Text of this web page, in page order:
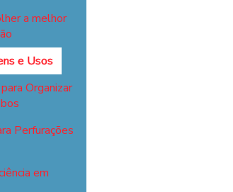
a melhor
e Usos
Organizar
Perfurações
em